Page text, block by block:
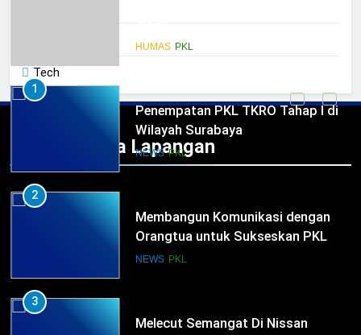
Tech
Praktek Kerja Lapangan
NEWS PKL
2
Membangun Komunikasi dengan
Orangtua untuk Sukseskan PKL
Kompetensi Keahlian TKRO
NEWS PKL
3
Melecut Semangat Di Nissan
Surabaya
KURIKULUM
4
Lebih Dekat dengan Bengkel Nissan